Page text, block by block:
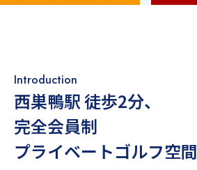
Introduction
西巣鴨駅 徒歩2分、
完全会員制
プライベートゴルフ空間